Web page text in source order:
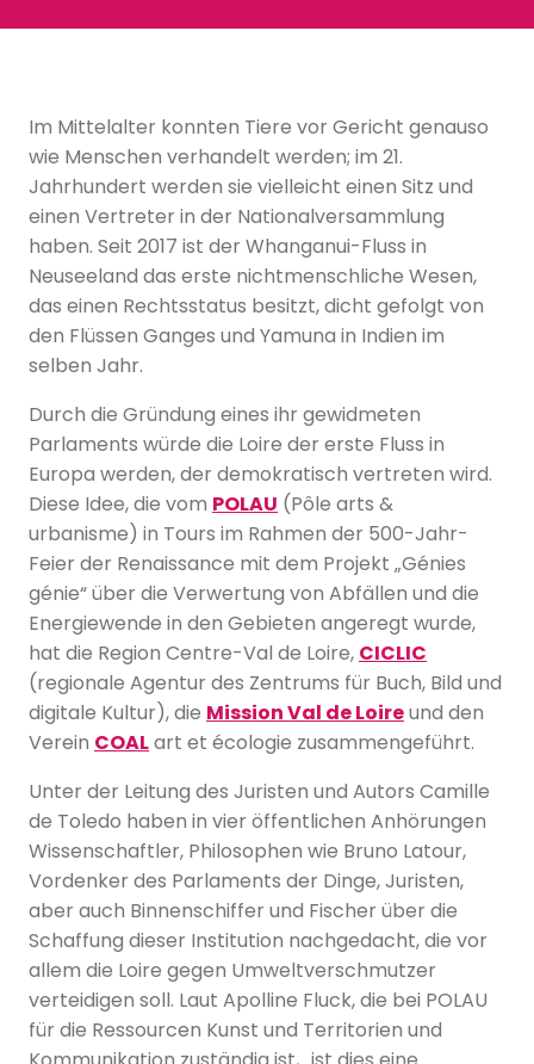
Im Mittelalter konnten Tiere vor Gericht genauso
wie Menschen verhandelt werden; im 21.
Jahrhundert werden sie vielleicht einen Sitz und
einen Vertreter in der Nationalversammlung
haben. Seit 2017 ist der Whanganui-Fluss in
Neuseeland das erste nichtmenschliche Wesen,
das einen Rechtsstatus besitzt, dicht gefolgt von
den Flüssen Ganges und Yamuna in Indien im
selben Jahr.
Durch die Gründung eines ihr gewidmeten
Parlaments würde die Loire der erste Fluss in
Europa werden, der demokratisch vertreten wird.
Diese Idee, die vom POLAU (Pôle arts &
urbanisme) in Tours im Rahmen der 500-Jahr-
Feier der Renaissance mit dem Projekt „Génies
génie“ über die Verwertung von Abfällen und die
Energiewende in den Gebieten angeregt wurde,
hat die Region Centre-Val de Loire, CICLIC
(regionale Agentur des Zentrums für Buch, Bild und
digitale Kultur), die Mission Val de Loireund den
Verein COALart et écologie zusammengeführt.
Unter der Leitung des Juristen und Autors Camille
de Toledo haben in vier öffentlichen Anhörungen
Wissenschaftler, Philosophen wie Bruno Latour,
Vordenker des Parlaments der Dinge, Juristen,
aber auch Binnenschiffer und Fischer über die
Schaffung dieser Institution nachgedacht, die vor
allem die Loire gegen Umweltverschmutzer
verteidigen soll. Laut Apolline Fluck, die bei POLAU
für die Ressourcen Kunst und Territorien und